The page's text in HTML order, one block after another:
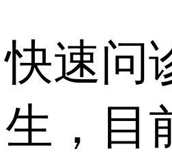
快速问
生，目